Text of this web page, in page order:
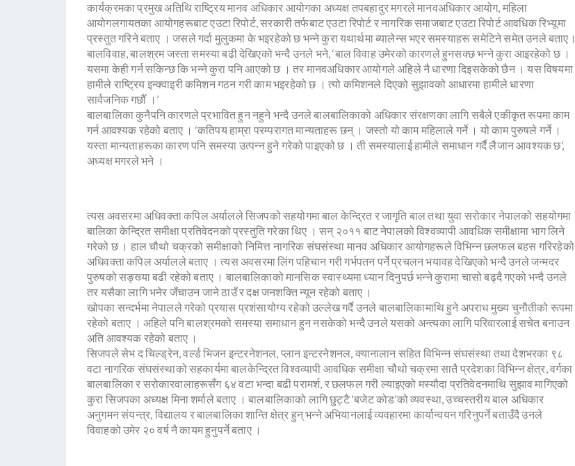
कार्यक्रमका प्रमुख अतिथि राष्ट्रिय मानव अधिकार आयोगका अध्यक्ष तपबहादुर मगरले मानवअधिकार आयोग, महिला
आयोगलगायतका आयोगहरूबाट एउटा रिपोर्ट, सरकारी तर्फबाट एउटा रिपोर्ट र नागरिक समाजबाट एउटा रिपोर्ट आवधिक रिभ्यूमा
प्रस्तुत गरिने बताए । जसले गर्दा मुलुकमा के भइरहेको छ भन्ने कुरा यथार्थमा ब्यालेन्स भएर समस्याहरू समेटिने समेत उनले बताए।
बालविवाह, बालश्रम जस्ता समस्या बढी देखिएको भन्दै उनले भने, ‘बाल विवाह उमेरको कारणले हुनसक्छ भन्ने कुरा आइरहेको छ ।
यसमा केही गर्न सकिन्छ कि भन्ने कुरा पनि आएको छ । तर मानवअधिकार आयोगले अहिले नै धारणा दिइसकेको छैन । यस विषयमा
हामीले राष्ट्रिय इन्क्वाइरी कमिशन गठन गरी काम भइरहेको छ । त्यो कमिशनले दिएको सुझावको आधारमा हामीले धारणा
सार्वजनिक गर्छौँ ।’
बालबालिका कुनैपनि कारणले प्रभावित हुन नहुने भन्दै उनले बालबालिकाको अधिकार संरक्षणका लागि सबैले एकीकृत रूपमा काम
गर्न आवश्यक रहेको बताए । ‘कतिपय हाम्रा परम्परागत मान्यताहरू छन् । जस्तो यो काम महिलाले गर्ने । यो काम पुरुषले गर्ने ।
यस्ता मान्यताहरूका कारण पनि समस्या उत्पन्न हुने गरेको पाइएको छ । ती समस्यालाई हामीले समाधान गर्दै लैजान आवश्यक छ’,
अध्यक्ष मगरले भने ।
त्यस अवसरमा अधिवक्ता कपिल अर्यालले सिजपको सहयोगमा बाल केन्द्रित र जागृति बाल तथा युवा सरोकार नेपालको सहयोगमा
बालिका केन्द्रित समीक्षा प्रतिवेदनको प्रस्तुति गरेका थिए । सन् २०११ बाट नेपालको विश्वव्यापी आवधिक समीक्षामा भाग लिने
गरेको छ । हाल चौथो चक्रको समीक्षाको निमित्त नागरिक संघसंस्था मानव अधिकार आयोगहरूले विभिन्न छलफल बहस गरिरहेको
अधिवक्ता कपिल अर्यालले बताए । त्यस अवसरमा लिंग पहिचान गरी गर्भपतन पर्ने प्रचलन भयावह देखिएको भन्दै उनले जन्मदर
पुरुषको सङ्ख्या बढी रहेको बताए । बालबालिकाको मानसिक स्वास्थ्यमा ध्यान दिनुपर्छ भन्ने कुरामा चासो बढ्दै गएको भन्दै उनले
तर यसैका लागि भनेर जँचाउन जाने ठाउँ र दक्ष जनशक्ति न्यून रहेको बताए ।
खोपका सन्दर्भमा नेपालले गरेको प्रयास प्रशंसायोग्य रहेको उल्लेख गर्दै उनले बालबालिकामाथि हुने अपराध मुख्य चुनौतीको रूपमा
रहेको बताए । अहिले पनि बालश्रमको समस्या समाधान हुन नसकेको भन्दै उनले यसको अन्त्यका लागि परिवारलाई सचेत बनाउन
अति आवश्यक रहेको बताए ।
सिजपले सेभ द चिल्ड्रेन, वर्ल्ड भिजन इन्टरनेशनल, प्लान इन्टरनेशनल, क्यानालान सहित विभिन्न संघसंस्था तथा देशभरका ९८
वटा नागरिक संघसंस्थाको सहकार्यमा बालकेन्द्रित विश्वव्यापी आवधिक समीक्षा चौथो चक्रमा सातै प्रदेशका विभिन्न क्षेत्र, वर्गका
बालबालिका र सरोकारवालाहरूसँग ६४ वटा भन्दा बढी परामर्श, र छलफल गरी ल्याइएको मस्यौदा प्रतिवेदनमाथि सुझाव मागिएको
कुरा सिजपका अध्यक्ष मिना शर्माले बताए । बालबालिकाको लागि छुट्टै ‘बजेट कोड’को व्यवस्था, उच्चस्तरीय बाल अधिकार
अनुगमन संयन्त्र, विद्यालय र बालबालिका शान्ति क्षेत्र हुन् भन्ने अभियानलाई व्यवहारमा कार्यान्वयन गरिनुपर्ने बताउँदै उनले
विवाहको उमेर २० वर्ष नै कायम हुनुपर्ने बताए ।